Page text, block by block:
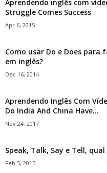
Aprendendo inglês com
Struggle Comes Success
Apr 6, 2015
Como usar Do e Does para
em inglês?
Dec 16, 2014
Aprendendo Inglês Com
Do India And China Have...
Nov 24, 2017
Speak, Talk, Say e Tell,
Feb 5, 2015